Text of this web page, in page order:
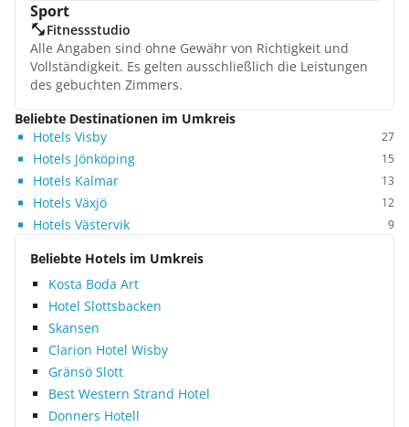
Sport
Fitnessstudio
Alle Angaben sind ohne Gewähr von Richtigkeit und
Vollständigkeit. Es gelten ausschließlich die Leistungen
des gebuchten Zimmers.
Beliebte Destinationen im Umkreis
Hotels Visby
27
Hotels Jönköping 15
Hotels Kalmar 13
Hotels Växjö 12
Hotels Västervik 9
Beliebte Hotels im Umkreis
Kosta Boda Art
Hotel Slottsbacken
Skansen
Clarion Hotel Wisby
Gränsö Slott
Best Western Strand Hotel
Donners Hotell